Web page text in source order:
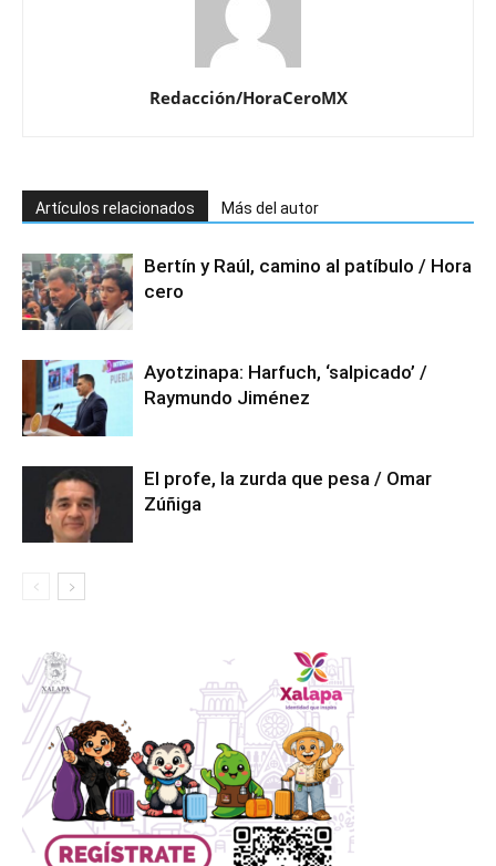
Redacción/HoraCeroMX
Artículos relacionados Más del autor
Bertín y Raúl, camino al patíbulo / Hora
cero
Ayotzinapa: Harfuch, ‘salpicado’ /
Raymundo Jiménez
El profe, la zurda que pesa / Omar
Zúñiga